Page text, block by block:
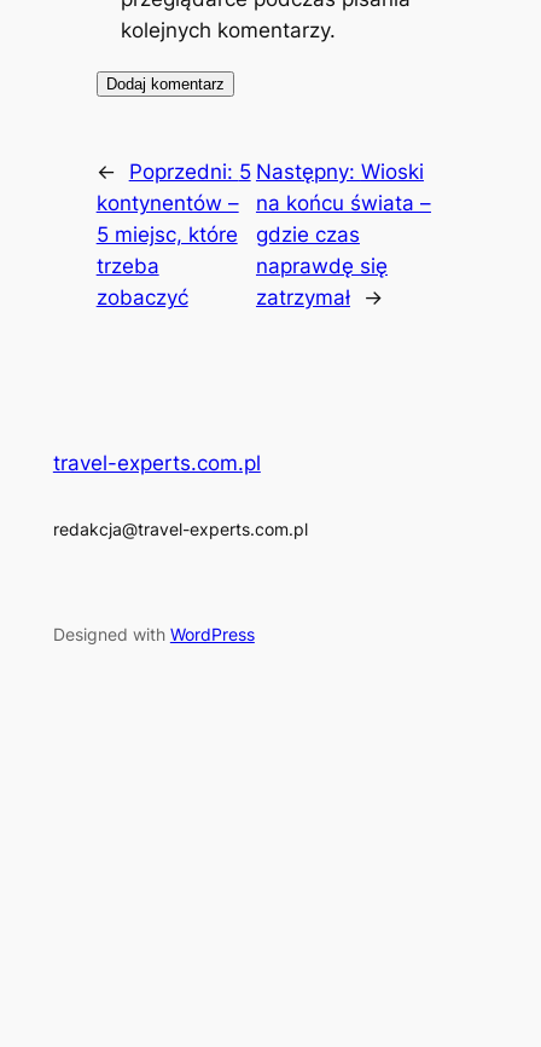
kolejnych komentarzy.
← Poprzedni: 5
kontynentów –
5 miejsc, które
trzeba
zobaczyć
Następny: Wioski
na końcu świata –
gdzie czas
naprawdę się
zatrzymał
→
travel-experts.com.pl
redakcja@travel-experts.com.pl
Designed with WordPress